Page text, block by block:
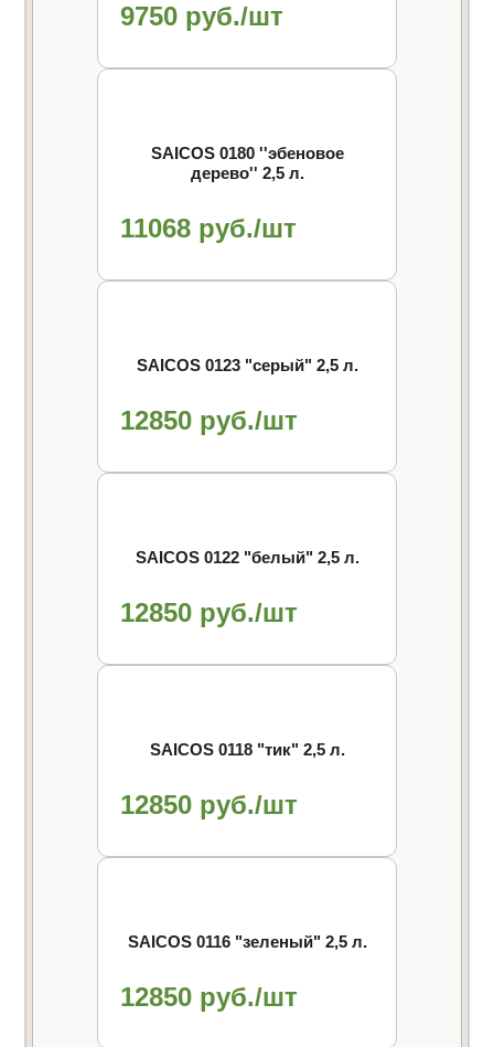
9750 руб./шт
SAICOS 0180 ''эбеновое
дерево'' 2,5 л.
11068 руб./шт
SAICOS 0123 "cерый" 2,5 л.
12850 руб./шт
SAICOS 0122 "белый" 2,5 л.
12850 руб./шт
SAICOS 0118 "тик" 2,5 л.
12850 руб./шт
SAICOS 0116 "зеленый" 2,5 л.
12850 руб./шт